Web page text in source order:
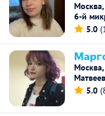
6-й
5.0
5.0